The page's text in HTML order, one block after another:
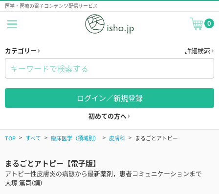
医学・医療の電子コンテンツ配信サービス
0
カテゴリー 詳細検索
ログイン／新規登録
初めての方へ
TOP すべて 臨床医学（領域別） 皮膚科 まるごとアトピー
まるごとアトピー【電子版】
アトピー性皮膚炎の病態から最新薬剤，患者コミュニケーションまで
大塚 篤司(編)